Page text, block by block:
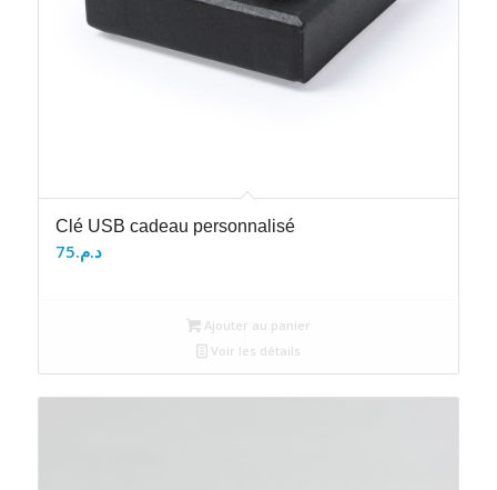
Clé USB cadeau personnalisé
د.م.75
Ajouter au panier
Voir les détails